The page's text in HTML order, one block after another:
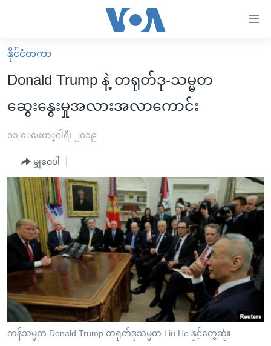
လွယ်ကူ
စေ
Link
များ
အကြောင်းအရာ
ကျော်
ကြည့်
ရန်
အ
ညွန်း
စာမျက်နှာ
သို့
ကျော်
မူလစာမျက်နှာ
မြန်မာ
ကမ္ဘာ့သတင်းများ
အစ္စရေး-ပါလက်စတိုင်း
ရပ်ဝန်းတခု လမ်းတခု အလွန်
အင်္ဂလိပ်စာလေ့လာမယ်
အမေရိကန်သုံးအီဒီယံ
မကြေးမုံရဲ့ အင်္ဂလိပ်စာ
ရုပ်ရှင်ထဲက အင်္ဂလိပ်စာ
သုတပဒေသာ အင်္ဂလိပ်စာ
အပတ်စဉ်ကဏ္ဍများ
ရေဒီယို
တီဗွီ
ရေဒီယိုနှင့်ရုပ်သံ အချက်အလက်များ
ရေဒီယို/တီဗွီအစီအစဉ်
Learning English
ဗွီအိုအေ လူမှုကွန်ယက်များ
နိုင်ငံတကာ
Donald Trump နဲ့ တရုတ်ဒု-သမ္မတ
ဆွေးနွေးမှုအလားအလာကောင်း
၀၁ ေဖေဖာ္၀ါရီ၊ ၂၀၁၉
မျှဝေပါ
ကန်သမ္မတ Donald Trump တရုတ်ဒုသမ္မတ Liu He နှင့်တွေ့ဆုံ။